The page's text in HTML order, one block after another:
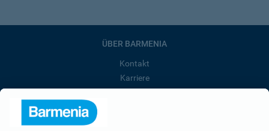
ÜBER BARMENIA
Kontakt
Karriere